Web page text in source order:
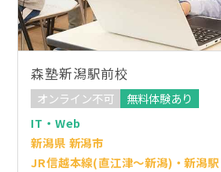
森塾新潟駅前校
オンライン不可
無料体験あり
IT・Web
新潟県 新潟市
JR信越本線(直江津～新潟)・新潟駅